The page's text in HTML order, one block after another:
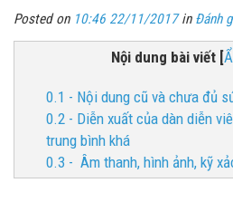
Posted on 10:46 22/11/2017in Đánh
Nội dung bài viết[
0.1 - Nội dung cũ và chưa đủ
0.2 - Diễn xuất của dàn diễn
trung bình khá
0.3 - Âm thanh, hình ảnh, kỹ